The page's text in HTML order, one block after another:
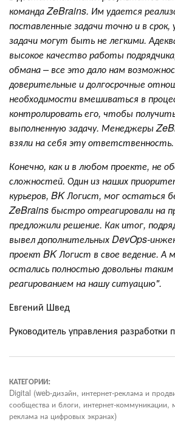
команда ZeBrains. Им удается
поставленные задачи точно и в
задачи могут быть не легкими.
высокое качество работы
обмана – все это дало нам
доверительные и долгосрочные
необходимости вмешиваться в
контролировать его, чтобы
выполненную задачу. Менеджеры
взяли на себя эту ответственность.
Конечно, как и в любом проекте, не
сложностей. Один из наших
курьеров, BK Логист, мог остаться
ZeBrains быстро отреагировали на
предложили решение. Как итог,
вывел дополнительных DevOps-
проект BK Логист в свое ведение. А
остались полностью довольны
реагированием на нашу ситуацию".
Евгений Швед
Руководитель управления разработки
КАТЕГОРИИ:
Digital (web-дизайн, интернет-реклама и
сообщества и блоги, интернет-коммуникации,
реклама на цифровых экранах)